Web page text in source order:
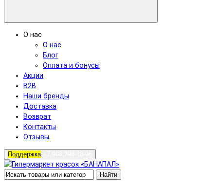
О нас
О нас
Блог
Оплата и бонусы
Акции
B2B
Наши бренды
Доставка
Возврат
Контакты
Отзывы
Поддержка
Найти